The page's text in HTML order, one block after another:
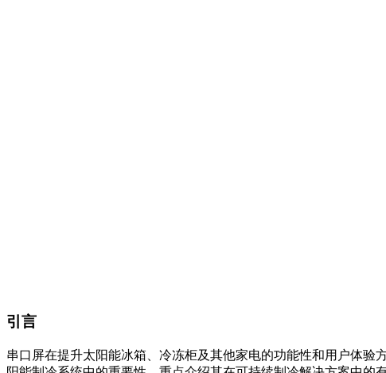
引言
串口屏在提升太阳能冰箱、冷冻柜及其他家电的功能性和用户体